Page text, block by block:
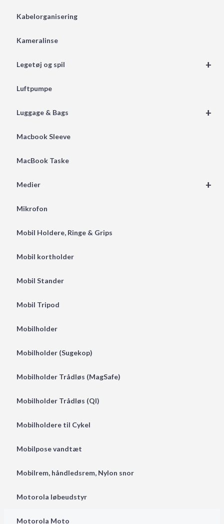
Kabelorganisering
Kameralinse
+
Legetøj og spil
Luftpumpe
+
Luggage & Bags
Macbook Sleeve
MacBook Taske
+
Medier
Mikrofon
Mobil Holdere, Ringe & Grips
Mobil kortholder
Mobil Stander
Mobil Tripod
Mobilholder
Mobilholder (Sugekop)
Mobilholder Trådløs (MagSafe)
Mobilholder Trådløs (QI)
Mobilholdere til Cykel
Mobilpose vandtæt
Mobilrem, håndledsrem, Nylon snor
Motorola løbeudstyr
Motorola Moto